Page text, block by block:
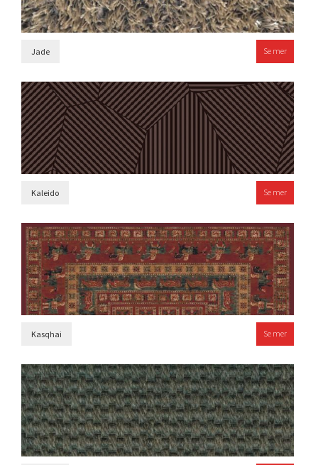
Jade Se mer
Kaleido Se mer
Kasqhai Se mer